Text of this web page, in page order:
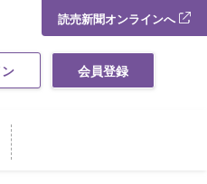
読売新聞オンラインへ
会員登録